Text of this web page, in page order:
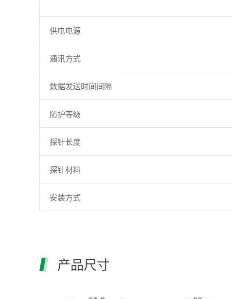
供电电源
通讯方式
数据发送时间间隔
防护等级
探针长度
探针材料
安装方式
产品尺寸